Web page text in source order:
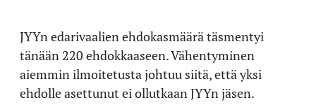
JYYn edarivaalien ehdokasmäärä täsmentyi
tänään 220 ehdokkaaseen. Vähentyminen
aiemmin ilmoitetusta johtuu siitä, että yksi
ehdolle asettunut ei ollutkaan JYYn jäsen.